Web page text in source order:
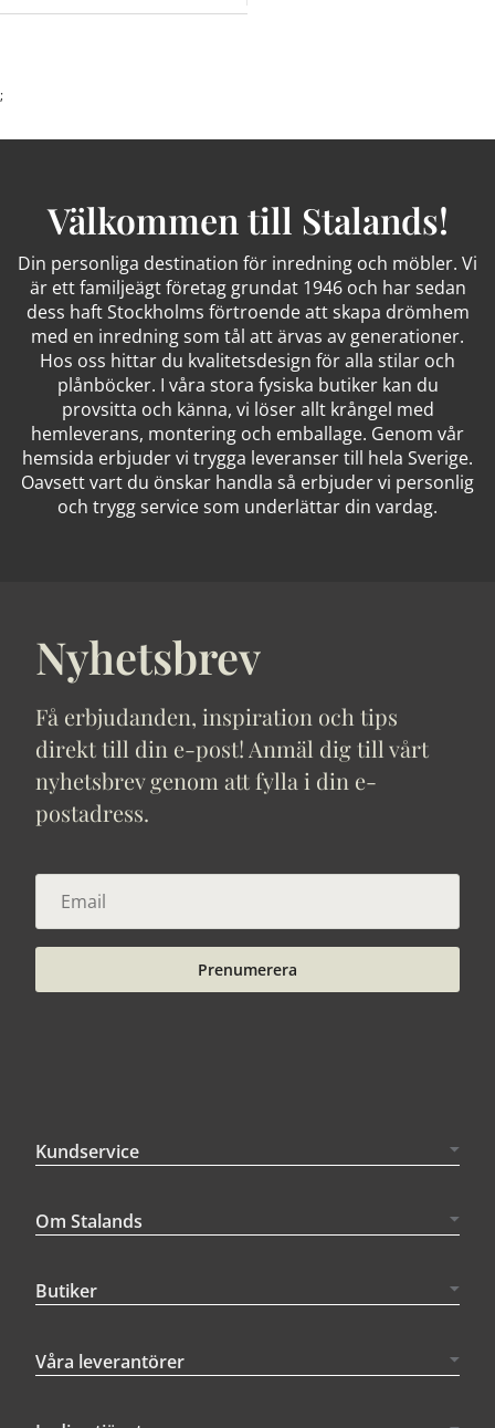
;
Välkommen till Stalands!
Din personliga destination för inredning och möbler. Vi
är ett familjeägt företag grundat 1946 och har sedan
dess haft Stockholms förtroende att skapa drömhem
med en inredning som tål att ärvas av generationer.
Hos oss hittar du kvalitetsdesign för alla stilar och
plånböcker. I våra stora fysiska butiker kan du
provsitta och känna, vi löser allt krångel med
hemleverans, montering och emballage. Genom vår
hemsida erbjuder vi trygga leveranser till hela Sverige.
Oavsett vart du önskar handla så erbjuder vi personlig
och trygg service som underlättar din vardag.
Nyhetsbrev
Få erbjudanden, inspiration och tips
direkt till din e-post! Anmäl dig till vårt
nyhetsbrev genom att fylla i din e-
postadress.
Prenumerera
Kundservice
Om Stalands
Butiker
Våra leverantörer